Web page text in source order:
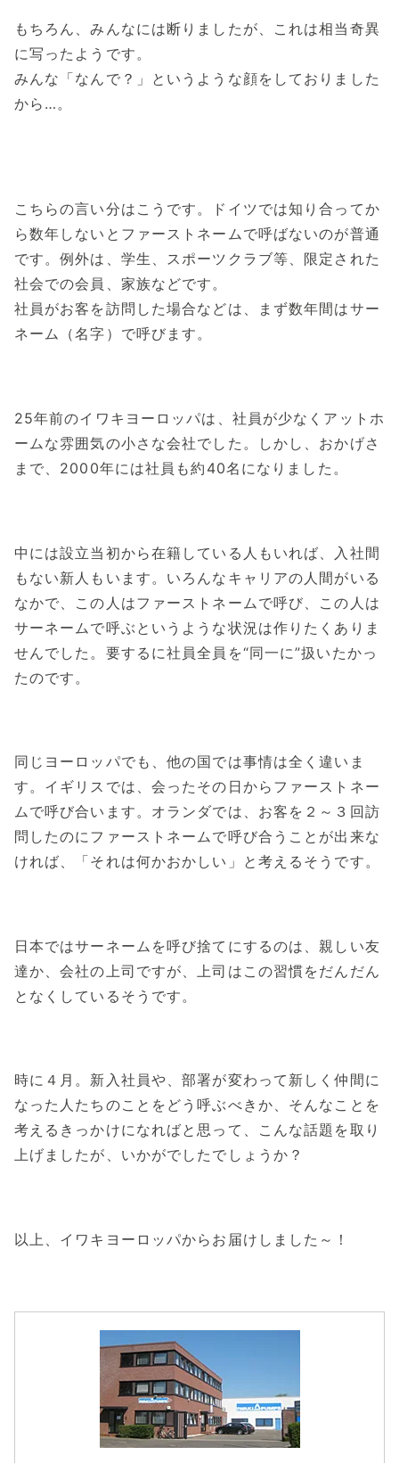
もちろん、みんなには断りましたが、これは相当奇異
に写ったようです。
みんな「なんで？」というような顔をしておりました
から…。
こちらの言い分はこうです。ドイツでは知り合ってか
ら数年しないとファーストネームで呼ばないのが普通
です。例外は、学生、スポーツクラブ等、限定された
社会での会員、家族などです。
社員がお客を訪問した場合などは、まず数年間はサー
ネーム（名字）で呼びます。
25年前のイワキヨーロッパは、社員が少なくアットホ
ームな雰囲気の小さな会社でした。しかし、おかげさ
まで、2000年には社員も約40名になりました。
中には設立当初から在籍している人もいれば、入社間
もない新人もいます。いろんなキャリアの人間がいる
なかで、この人はファーストネームで呼び、この人は
サーネームで呼ぶというような状況は作りたくありま
せんでした。要するに社員全員を“同一に”扱いたかっ
たのです。
同じヨーロッパでも、他の国では事情は全く違いま
す。イギリスでは、会ったその日からファーストネー
ムで呼び合います。オランダでは、お客を２～３回訪
問したのにファーストネームで呼び合うことが出来な
ければ、「それは何かおかしい」と考えるそうです。
日本ではサーネームを呼び捨てにするのは、親しい友
達か、会社の上司ですが、上司はこの習慣をだんだん
となくしているそうです。
時に４月。新入社員や、部署が変わって新しく仲間に
なった人たちのことをどう呼ぶべきか、そんなことを
考えるきっかけになればと思って、こんな話題を取り
上げましたが、いかがでしたでしょうか？
以上、イワキヨーロッパからお届けしました～！